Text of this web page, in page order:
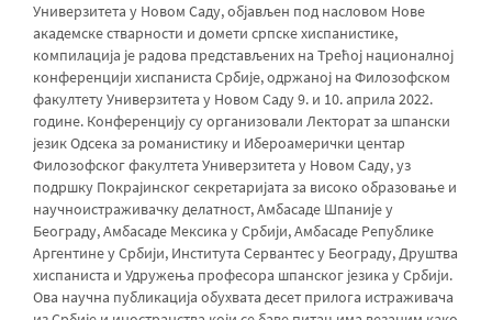
Универзитета у Новом Саду, објављен под насловом Нове
академске стварности и домети српске хиспанистике,
компилација је радова представљених на Трећој националној
конференцији хиспаниста Србије, одржаној на Филозофском
факултету Универзитета у Новом Саду 9. и 10. априла 2022.
године. Конференцију су организовали Лекторат за шпански
језик Одсека за романистику и Ибероамерички центар
Филозофског факултета Универзитета у Новом Саду, уз
подршку Покрајинског секретаријата за високо образовање и
научноистраживачку делатност, Амбасаде Шпаније у
Београду, Амбасаде Мексика у Србији, Амбасаде Републике
Аргентине у Србији, Института Сервантес у Београду, Друштва
хиспаниста и Удружења професора шпанског језика у Србији.
Ова научна публикација обухвата десет прилога истраживача